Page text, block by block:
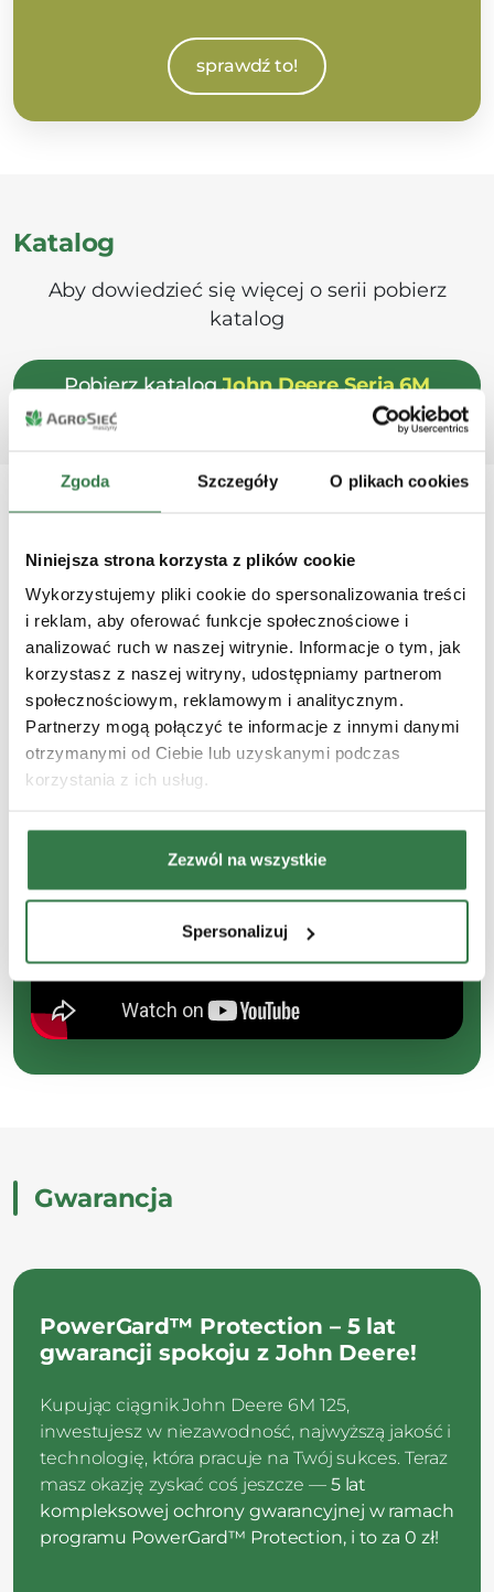
Zgoda Szczegóły O plikach cookies
Niniejsza strona korzysta z plików cookie
Wykorzystujemy pliki cookie do spersonalizowania treści
i reklam, aby oferować funkcje społecznościowe i
analizować ruch w naszej witrynie. Informacje o tym, jak
korzystasz z naszej witryny, udostępniamy partnerom
społecznościowym, reklamowym i analitycznym.
Partnerzy mogą połączyć te informacje z innymi danymi
otrzymanymi od Ciebie lub uzyskanymi podczas
korzystania z ich usług.
Zezwól na wszystkie
Spersonalizuj
sprawdź to!
Katalog
Aby dowiedzieć się więcej o serii pobierz
katalog
Pobierz katalogJohn Deere Seria 6M
Testujemy kombajn
John Deere S7 900
u naszego klienta
Gwarancja
PowerGard™ Protection – 5 lat
gwarancji spokoju z John Deere!
Kupując ciągnik John Deere 6M 125,
inwestujesz w niezawodność, najwyższą jakość i
technologię, która pracuje na Twój sukces. Teraz
masz okazję zyskać coś jeszcze —5 lat
kompleksowej ochrony gwarancyjnej w ramach
programu PowerGard™ Protection, i to za 0 zł!